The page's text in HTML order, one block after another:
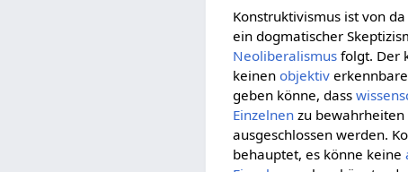
Konstruktivismus ist von
ein dogmatischer
Neoliberalismus folgt. Der
keinenobjektiv
geben könne, dass
Einzelnen zu
ausgeschlossen werden.
behauptet, es könne keine